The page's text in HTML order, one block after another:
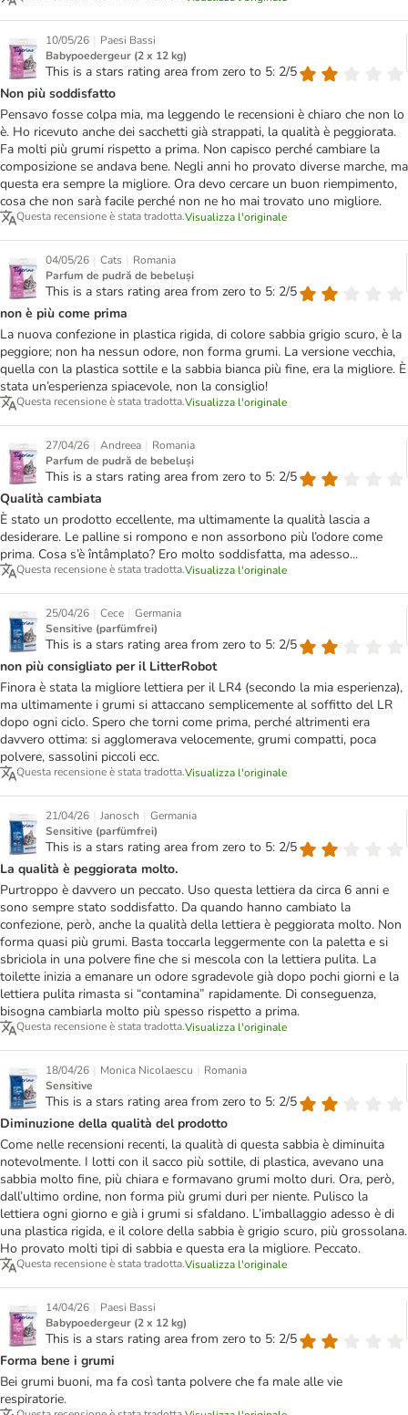
10/05/26 | Paesi Bassi
Babypoedergeur (2 x 12 kg)
This is a stars rating area from zero to 5: 2/5
Non più soddisfatto
Pensavo fosse colpa mia, ma leggendo le recensioni è chiaro che non lo
è. Ho ricevuto anche dei sacchetti già strappati, la qualità è peggiorata.
Fa molti più grumi rispetto a prima. Non capisco perché cambiare la
composizione se andava bene. Negli anni ho provato diverse marche, ma
questa era sempre la migliore. Ora devo cercare un buon riempimento,
cosa che non sarà facile perché non ne ho mai trovato uno migliore.
Questa recensione è stata tradotta.Visualizza l'originale
04/05/26 | Cats | Romania
Parfum de pudră de bebeluși
This is a stars rating area from zero to 5: 2/5
non è più come prima
La nuova confezione in plastica rigida, di colore sabbia grigio scuro, è la
peggiore; non ha nessun odore, non forma grumi. La versione vecchia,
quella con la plastica sottile e la sabbia bianca più fine, era la migliore. È
stata un’esperienza spiacevole, non la consiglio!
Questa recensione è stata tradotta.Visualizza l'originale
27/04/26 | Andreea | Romania
Parfum de pudră de bebeluși
This is a stars rating area from zero to 5: 2/5
Qualità cambiata
È stato un prodotto eccellente, ma ultimamente la qualità lascia a
desiderare. Le palline si rompono e non assorbono più l’odore come
prima. Cosa s’è întâmplato? Ero molto soddisfatta, ma adesso...
Questa recensione è stata tradotta.Visualizza l'originale
25/04/26 | Cece | Germania
Sensitive (parfümfrei)
This is a stars rating area from zero to 5: 2/5
non più consigliato per il LitterRobot
Finora è stata la migliore lettiera per il LR4 (secondo la mia esperienza),
ma ultimamente i grumi si attaccano semplicemente al soffitto del LR
dopo ogni ciclo. Spero che torni come prima, perché altrimenti era
davvero ottima: si agglomerava velocemente, grumi compatti, poca
polvere, sassolini piccoli ecc.
Questa recensione è stata tradotta.Visualizza l'originale
21/04/26 | Janosch | Germania
Sensitive (parfümfrei)
This is a stars rating area from zero to 5: 2/5
La qualità è peggiorata molto.
Purtroppo è davvero un peccato. Uso questa lettiera da circa 6 anni e
sono sempre stato soddisfatto. Da quando hanno cambiato la
confezione, però, anche la qualità della lettiera è peggiorata molto. Non
forma quasi più grumi. Basta toccarla leggermente con la paletta e si
sbriciola in una polvere fine che si mescola con la lettiera pulita. La
toilette inizia a emanare un odore sgradevole già dopo pochi giorni e la
lettiera pulita rimasta si “contamina” rapidamente. Di conseguenza,
bisogna cambiarla molto più spesso rispetto a prima.
Questa recensione è stata tradotta.Visualizza l'originale
18/04/26 | Monica Nicolaescu | Romania
Sensitive
This is a stars rating area from zero to 5: 2/5
Diminuzione della qualità del prodotto
Come nelle recensioni recenti, la qualità di questa sabbia è diminuita
notevolmente. I lotti con il sacco più sottile, di plastica, avevano una
sabbia molto fine, più chiara e formavano grumi molto duri. Ora, però,
dall’ultimo ordine, non forma più grumi duri per niente. Pulisco la
lettiera ogni giorno e già i grumi si sfaldano. L’imballaggio adesso è di
una plastica rigida, e il colore della sabbia è grigio scuro, più grossolana.
Ho provato molti tipi di sabbia e questa era la migliore. Peccato.
Questa recensione è stata tradotta.Visualizza l'originale
14/04/26 | Paesi Bassi
Babypoedergeur (2 x 12 kg)
This is a stars rating area from zero to 5: 2/5
Forma bene i grumi
Bei grumi buoni, ma fa così tanta polvere che fa male alle vie
respiratorie.